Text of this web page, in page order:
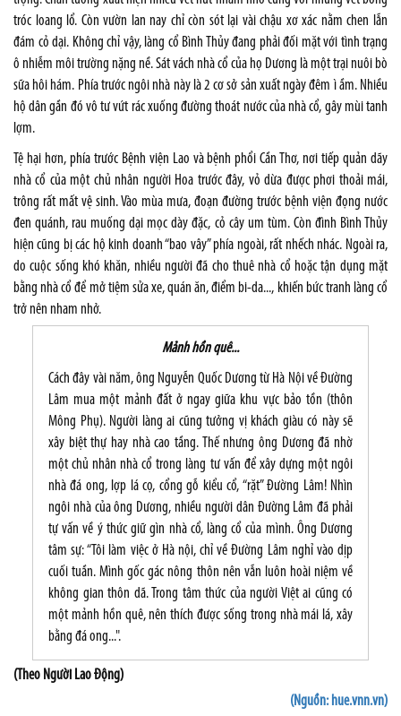
tróc loang lổ. Còn vườn lan nay chỉ còn sót lại vài chậu xơ xác nằm chen lẫn
đám cỏ dại. Không chỉ vậy, làng cổ Bình Thủy đang phải đối mặt với tình trạng
ô nhiễm môi trường nặng nề. Sát vách nhà cổ của họ Dương là một trại nuôi bò
sữa hôi hám. Phía trước ngôi nhà này là 2 cơ sở sản xuất ngày đêm ì ầm. Nhiều
hộ dân gần đó vô tư vứt rác xuống đường thoát nước của nhà cổ, gây mùi tanh
lợm.
Tệ hại hơn, phía trước Bệnh viện Lao và bệnh phổi Cần Thơ, nơi tiếp quản dãy
nhà cổ của một chủ nhân người Hoa trước đây, vỏ dừa được phơi thoải mái,
trông rất mất vệ sinh. Vào mùa mưa, đoạn đường trước bệnh viện đọng nước
đen quánh, rau muống dại mọc dày đặc, cỏ cây um tùm. Còn đình Bình Thủy
hiện cũng bị các hộ kinh doanh “bao vây” phía ngoài, rất nhếch nhác. Ngoài ra,
do cuộc sống khó khăn, nhiều người đã cho thuê nhà cổ hoặc tận dụng mặt
bằng nhà cổ để mở tiệm sửa xe, quán ăn, điểm bi-da..., khiến bức tranh làng cổ
trở nên nham nhở.
Mảnh hồn quê...
Cách đây vài năm, ông Nguyễn Quốc Dương từ Hà Nội về Đường
Lâm mua một mảnh đất ở ngay giữa khu vực bảo tồn (thôn
Mông Phụ). Người làng ai cũng tưởng vị khách giàu có này sẽ
xây biệt thự hay nhà cao tầng. Thế nhưng ông Dương đã nhờ
một chủ nhân nhà cổ trong làng tư vấn để xây dựng một ngôi
nhà đá ong, lợp lá cọ, cổng gỗ kiểu cổ, “rặt” Đường Lâm! Nhìn
ngôi nhà của ông Dương, nhiều người dân Đường Lâm đã phải
tự vấn về ý thức giữ gìn nhà cổ, làng cổ của mình. Ông Dương
tâm sự: “Tôi làm việc ở Hà nội, chỉ về Đường Lâm nghỉ vào dịp
cuối tuần. Mình gốc gác nông thôn nên vẫn luôn hoài niệm về
không gian thôn dã. Trong tâm thức của người Việt ai cũng có
một mảnh hồn quê, nên thích được sống trong nhà mái lá, xây
bằng đá ong...".
(Theo Người Lao Động)
(Nguồn: hue.vnn.vn)